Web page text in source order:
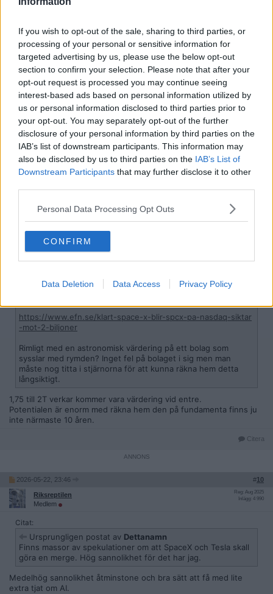
If you wish to opt-out of the sale, sharing to third parties, or
processing of your personal or sensitive information for
targeted advertising by us, please use the below opt-out
section to confirm your selection. Please note that after your
opt-out request is processed you may continue seeing
interest-based ads based on personal information utilized by
us or personal information disclosed to third parties prior to
your opt-out. You may separately opt-out of the further
disclosure of your personal information by third parties on the
IAB’s list of downstream participants. This information may
also be disclosed by us to third parties on the IAB’s List of
Downstream Participants that may further disclose it to other
Personal Data Processing Opt Outs
CONFIRM
Data Deletion Data Access Privacy Policy
largest IPO in history, Musk will still hold more
than 50% of the voting power once SpaceX
lists.
85% av rösterna är siffror jag sett. EFTER IPO
2026-05-22, 19:41
Dettanamn
Medlem
Reg: Apr 2025
Finns massor av spekulationer om att SpaceX och Tesla skall göra
en merge. Hög sannolikhet för det har jag.
Citera
2026-05-22, 19:47
Dettanamn
Medlem
Reg: Apr 2025
Citat:
Bloomberg går bolaget mot att bli ett av börsens största när
https://www.efn.se/klart-space-x-blir-spcx-pa-nasdaq-siktar
-mot-2-biljoner
Rimligt med en astronomisk värdering på ett bolag som
sysslar med rymden? Inget fel på bolaget i sig men man
måste nog titta i stjärnorna för att kunna räkna hem detta
långsiktigt.
1,75 till 2T verkar kommer vara värdering vid entre.
Potentialen är enorm med räkna hem den på fundamenta finns ju
inte närmaste 10 åren.
Citera
2026-05-22, 23:46 #10
Riksreptilen
Medlem
Reg: Aug 2025
Inlägg: 4 990
Citat:
Ursprungligen postat av Dettanamn
Finns massor av spekulationer om att SpaceX och Tesla skall
göra en merge. Hög sannolikhet för det har jag.
Medelhög sannolikhet åtminstone och bra sätt att få med lite
extra tjat om AI.